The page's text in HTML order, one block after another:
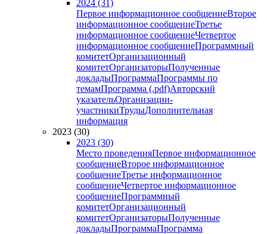
2024 (31)
Первое информационное сообщениеВторое
информационное сообщениеТретье
информационное сообщениеЧетвертое
информационное сообщениеПрограммный
комитетОрганизационный
комитетОрганизаторыПолученные
докладыПрограммаПрограммы по
темамПрограмма (.pdf)Авторский
указательОрганизации-
участникиТрудыДополнительная
информация
2023 (30)
2023 (30)
Место проведенияПервое информационное
сообщениеВторое информационное
сообщениеТретье информационное
сообщениеЧетвертое информационное
сообщениеПрограммный
комитетОрганизационный
комитетОрганизаторыПолученные
докладыПрограммаПрограмма